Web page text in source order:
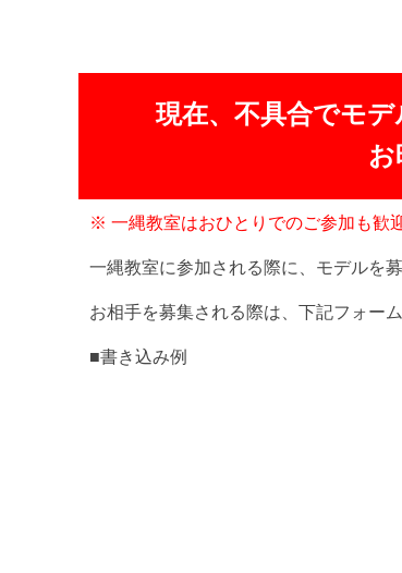
現在、不具合でモ
お
※ 一縄教室はおひとりでのご参加も歓
一縄教室に参加される際に、モデルを
お相手を募集される際は、下記フォー
■書き込み例